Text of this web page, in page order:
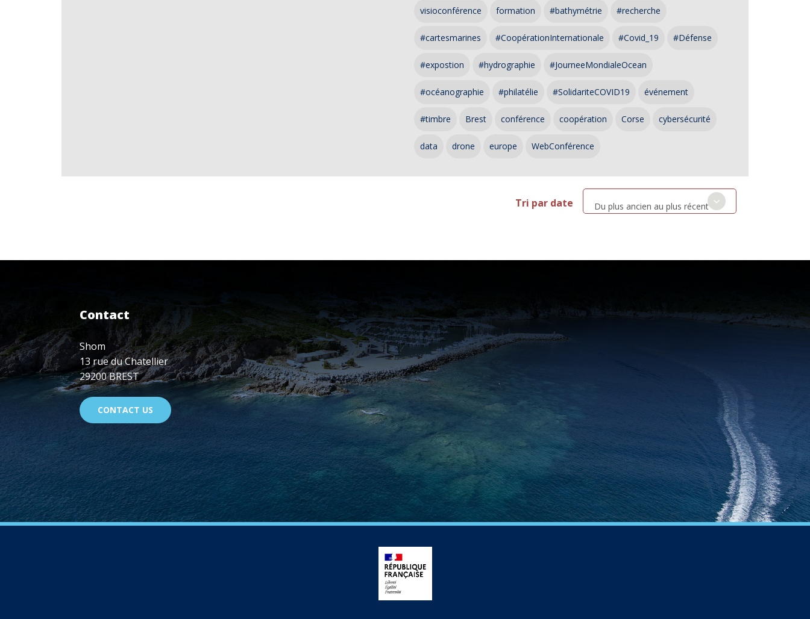
visioconférence formation #bathymétrie #recherche
#cartesmarines #CoopérationInternationale #Covid_19 #Défense
#expostion #hydrographie #JourneeMondialeOcean
#océanographie #philatélie #SolidariteCOVID19 événement
#timbre Brest conférence coopération Corse cybersécurité
data drone europe WebConférence
Tri par date Du plus ancien au plus récent
Contact
Shom
13 rue du Chatellier
29200 BREST
CONTACT US